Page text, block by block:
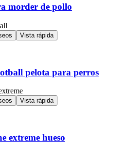
morder de pollo
Vista rápida
pelota para perros
Vista rápida
extreme hueso